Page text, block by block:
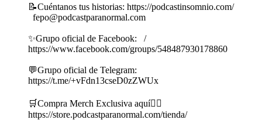
📝Cuéntanos tus historias: https://podcastinsomnio.com/
fepo@podcastparanormal.com
✨Grupo oficial de Facebook: /
https://www.facebook.com/groups/548487930178860
💬Grupo oficial de Telegram:
https://t.me/+vFdn13cseD0zZWUx
🛒Compra Merch Exclusiva aquí👇🏼
https://store.podcastparanormal.com/tienda/